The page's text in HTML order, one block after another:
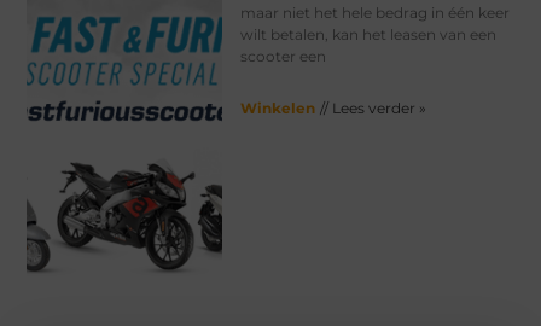
maar niet het hele bedrag in één keer
wilt betalen, kan het leasen van een
scooter een
Winkelen // Lees verder »